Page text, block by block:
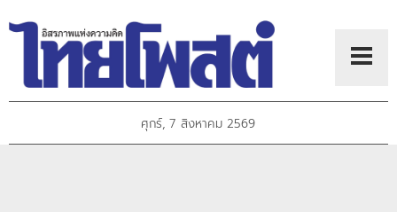
ศุกร์, 7 สิงหาคม 2569